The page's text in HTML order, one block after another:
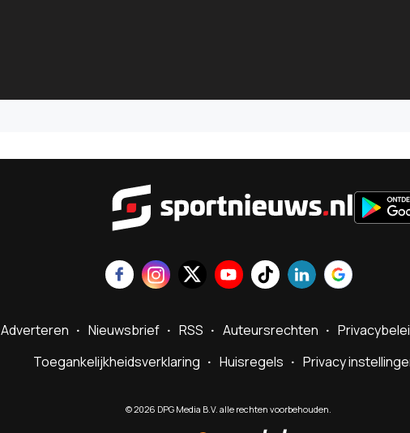
Adverteren Nieuwsbrief RSS Auteursrechten
Toegankelijkheidsverklaring
Huisregels Privacy
©2026 DPG Media B.V. alle rechten voorbehouden.